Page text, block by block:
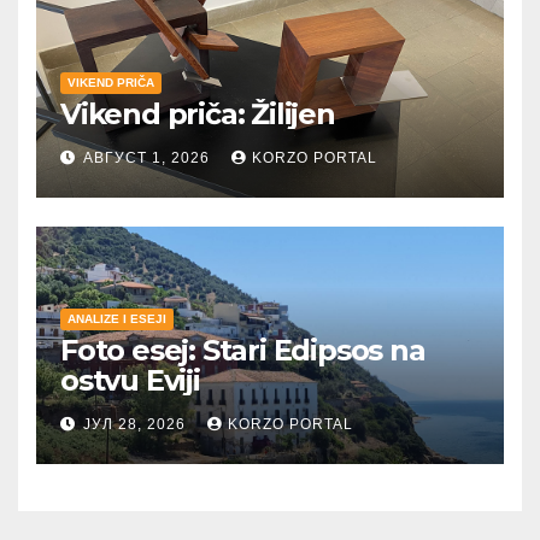
VIKEND PRIČA
Vikend priča: Žilijen
АВГУСТ 1, 2026 KORZO PORTAL
ANALIZE I ESEJI
Foto esej: Stari Edipsos na
ostvu Eviji
ЈУЛ 28, 2026 KORZO PORTAL